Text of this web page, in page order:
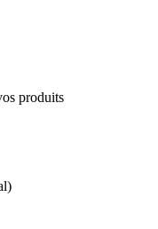
produits